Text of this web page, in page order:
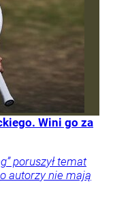
Wini go za
poruszył temat
autorzy nie mają